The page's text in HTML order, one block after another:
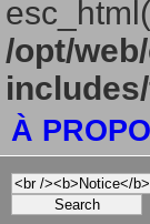
/opt/
À